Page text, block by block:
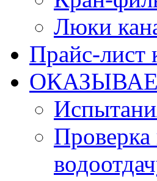
Люки
Прайс-лист